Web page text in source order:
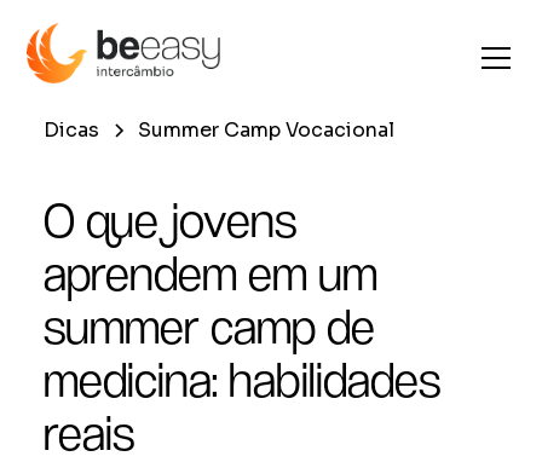
Dicas Summer Camp Vocacional
O que jovens
aprendem em um
summer camp de
medicina: habilidades
reais